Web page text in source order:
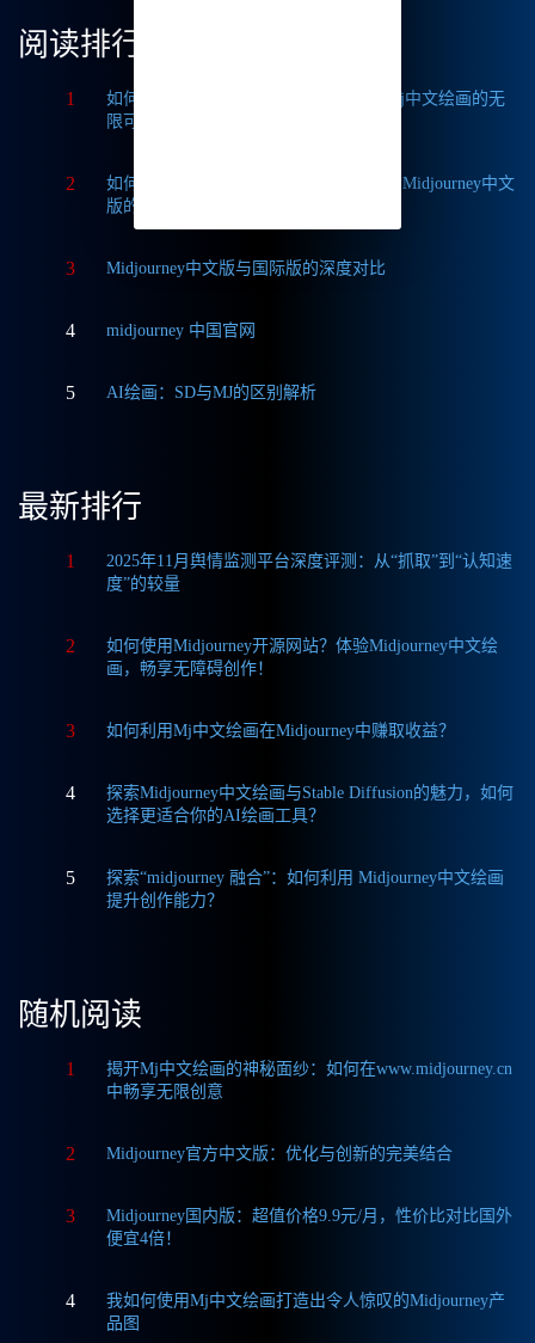
阅读排行
1
如何获取Midjourney破解版免费？探索Mj中文绘画的无
限可能
2
如何轻松实现Midjourney本地部署？探索Midjourney中文
版的无限可能
3 Midjourney中文版与国际版的深度对比
4 midjourney 中国官网
5 AI绘画：SD与MJ的区别解析
最新排行
1
2025年11月舆情监测平台深度评测：从“抓取”到“认知速
度”的较量
2
如何使用Midjourney开源网站？体验Midjourney中文绘
画，畅享无障碍创作！
3 如何利用Mj中文绘画在Midjourney中赚取收益？
4
探索Midjourney中文绘画与Stable Diffusion的魅力，如何
选择更适合你的AI绘画工具？
5
探索“midjourney 融合”：如何利用 Midjourney中文绘画
提升创作能力？
随机阅读
1
揭开Mj中文绘画的神秘面纱：如何在www.midjourney.cn
中畅享无限创意
2 Midjourney官方中文版：优化与创新的完美结合
3
Midjourney国内版：超值价格9.9元/月，性价比对比国外
便宜4倍！
4
我如何使用Mj中文绘画打造出令人惊叹的Midjourney产
品图